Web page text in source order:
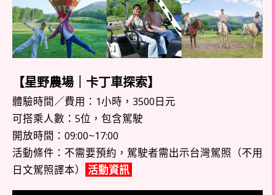
【星野農場｜卡丁車探索】
體驗時間／費用：1小時，3500日元
可搭乘人數：5位，包含駕駛
開放時間：09:00~17:00
活動條件：不需要預約，駕駛者需出示台灣駕照（不用
日文駕照譯本）
活動資訊